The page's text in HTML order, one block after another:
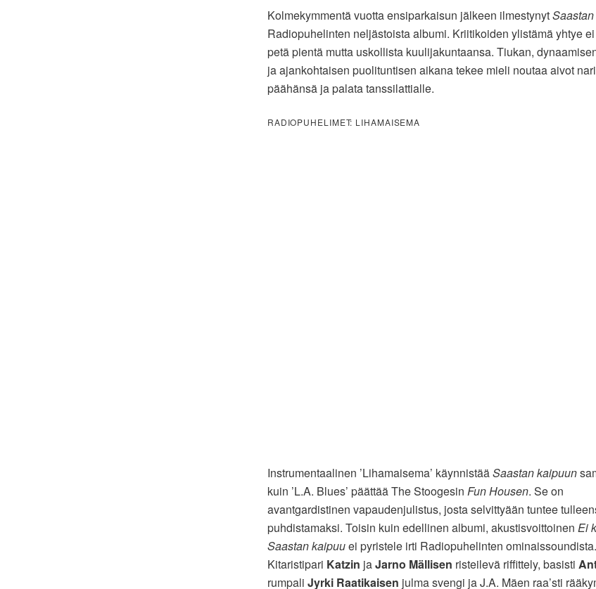
Kolmekymmentä vuotta ensiparkaisun jälkeen ilmestynyt
Radiopuhelinten neljästoista albumi. Kriitikoiden ylistämä yhtye
petä pientä mutta uskollista kuulijakuntaansa. Tiukan,
ja ajankohtaisen puolituntisen aikana tekee mieli noutaa aivot
päähänsä ja palata tanssilattialle.
RADIOPUHELIMET: LIHAMAISEMA
Instrumentaalinen ’Lihamaisema’ käynnistääSaastan kaipuun
kuin ’L.A. Blues’ päättää The Stoogesin Fun Housen. Se on
avantgardistinen vapaudenjulistus, josta selvittyään tuntee
puhdistamaksi. Toisin kuin edellinen albumi, akustisvoittoinen Ei
Saastan kaipuuei pyristele irti Radiopuhelinten ominaissoundista.
Kitaristipari Katzin jaJarno Mällisen risteilevä riffittely, basisti
rumpali Jyrki Raatikaisen julma svengi ja J.A. Mäen raa’sti